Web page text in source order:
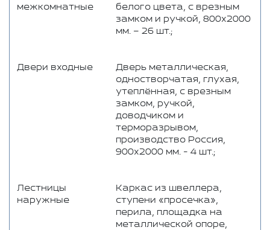
межкомнатные
белого цвета, с врезным
замком и ручкой, 800х2000
мм. – 26 шт.;
Двери входные
Дверь металлическая,
одностворчатая, глухая,
утеплённая, с врезным
замком, ручкой,
доводчиком и
терморазрывом,
производство Россия,
900x2000 мм. - 4 шт.;
Лестницы
наружные
Каркас из швеллера,
ступени «просечка»,
перила, площадка на
металлической опоре,